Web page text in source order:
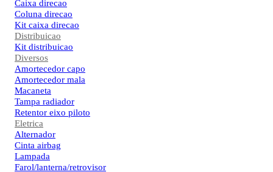
Caixa direcao
Coluna direcao
Kit caixa direcao
Distribuicao
Kit distribuicao
Diversos
Amortecedor capo
Amortecedor mala
Macaneta
Tampa radiador
Retentor eixo piloto
Eletrica
Alternador
Cinta airbag
Lampada
Farol/lanterna/retrovisor